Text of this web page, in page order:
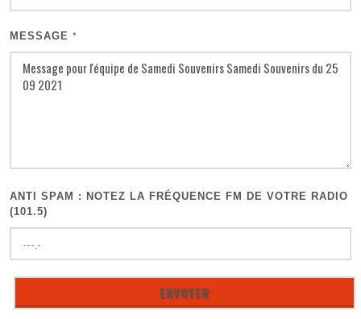
MESSAGE *
ANTI SPAM : NOTEZ LA FRÉQUENCE FM DE VOTRE RADIO
(101.5)